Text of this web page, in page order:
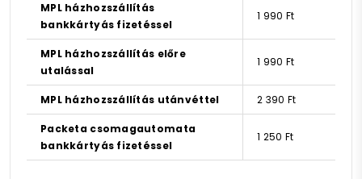
MPL házhozszállítás
bankkártyás fizetéssel
1 990 Ft
MPL házhozszállítás előre
utalással
1 990 Ft
MPL házhozszállítás utánvéttel 2 390 Ft
Packeta csomagautomata
bankkártyás fizetéssel
1 250 Ft